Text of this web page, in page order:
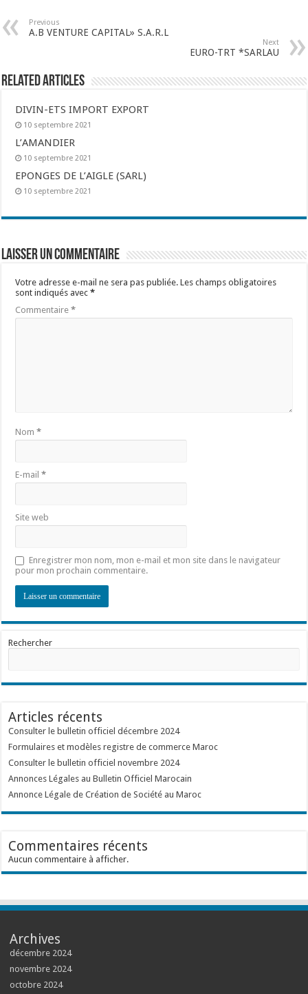
Previous
A.B VENTURE CAPITAL» S.A.R.L
Next
EURO-TRT *SARLAU
Related Articles
DIVIN-ETS IMPORT EXPORT
10 septembre 2021
L’AMANDIER
10 septembre 2021
EPONGES DE L’AIGLE (SARL)
10 septembre 2021
Laisser un commentaire
Votre adresse e-mail ne sera pas publiée. Les champs obligatoires
sont indiqués avec*
Commentaire*
Nom*
E-mail*
Site web
Enregistrer mon nom, mon e-mail et mon site dans le navigateur
pour mon prochain commentaire.
Rechercher
Articles récents
Consulter le bulletin officiel décembre 2024
Formulaires et modèles registre de commerce Maroc
Consulter le bulletin officiel novembre 2024
Annonces Légales au Bulletin Officiel Marocain
Annonce Légale de Création de Société au Maroc
Commentaires récents
Aucun commentaire à afficher.
Archives
décembre 2024
novembre 2024
octobre 2024